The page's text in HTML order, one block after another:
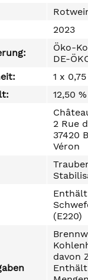
2023
Öko-
DE-
1 x
12,50 %
2 Rue
37420
Véron
Enthält
(E220)
davon